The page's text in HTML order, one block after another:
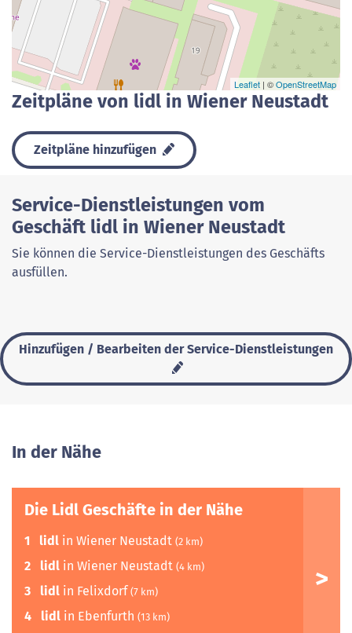
Leaflet | ©OpenStreetMap
Zeitpläne von lidl in Wiener Neustadt
Zeitpläne hinzufügen
Service-Dienstleistungen vom
Geschäft lidl in Wiener Neustadt
Sie können die Service-Dienstleistungen des Geschäfts
ausfüllen.
Hinzufügen / Bearbeiten der Service-Dienstleistungen
In der Nähe
Die Lidl Geschäfte in der Nähe
1 lidl in Wiener Neustadt (2 km)
2 lidl in Wiener Neustadt (4 km)
3 lidl in Felixdorf (7 km)
4 lidl in Ebenfurth (13 km)